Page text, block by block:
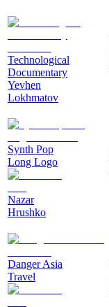
Technological
Documentary
Yevhen
Lokhmatov
Synth Pop
Long Logo
Nazar
Hrushko
Danger Asia
Travel